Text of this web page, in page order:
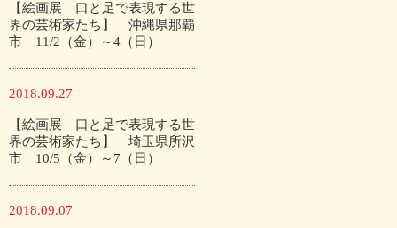
【絵画展 口と足で表現する世
界の芸術家たち】 沖縄県那覇
市 11/2（金）～4（日）
2018.09.27
【絵画展 口と足で表現する世
界の芸術家たち】 埼玉県所沢
市 10/5（金）～7（日）
2018.09.07